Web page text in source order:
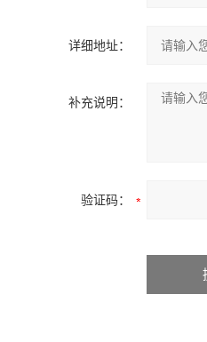
详细地址：
补充说明：
验证码：